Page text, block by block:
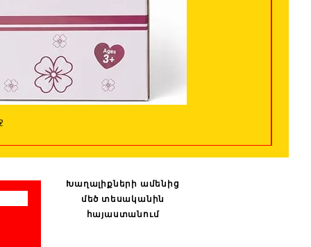
Խաղալիքների ամենից
մեծ տեսականին
հայաստանում